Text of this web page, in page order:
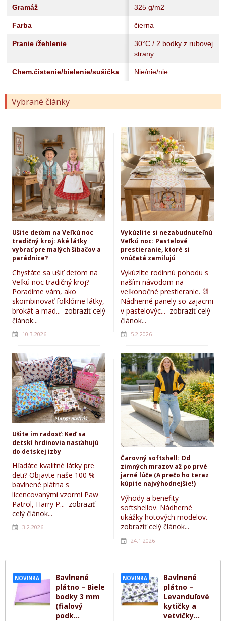
NOVINKA
Bavlnené
plátno – Biele
bodky 3 mm
(fialový
podk...
NOVINKA
Bavlnené
plátno –
Levanduľové
kytičky a
vetvičky...
Gramáž 325 g/m2
Farba čierna
Pranie /žehlenie
30°C / 2 bodky z rubovej
strany
Chem.čistenie/bielenie/sušička Nie/nie/nie
Vybrané články
Ušite deťom na Veľkú noc
tradičný kroj: Aké látky
vybrať pre malých šibačov a
parádnice?
Chystáte sa ušiť deťom na
Veľkú noc tradičný kroj?
Poradíme vám, ako
skombinovať folklórne látky,
brokát a mad... zobraziť celý
článok...
10.3.2026
Vykúzlite si nezabudnuteľnú
Veľkú noc: Pastelové
prestieranie, ktoré si
vnúčatá zamilujú
Vykúzlite rodinnú pohodu s
naším návodom na
veľkonočné prestieranie. 🐰
Nádherné panely so zajacmi
v pastelovýc... zobraziť celý
článok...
5.2.2026
Ušite im radosť: Keď sa
detskí hrdinovia nasťahujú
do detskej izby
Hľadáte kvalitné látky pre
deti? Objavte naše 100 %
bavlnené plátna s
licencovanými vzormi Paw
Patrol, Harry P... zobraziť
celý článok...
3.2.2026
Čarovný softshell: Od
zimných mrazov až po prvé
jarné lúče (A prečo ho teraz
kúpite najvýhodnejšie!)
Výhody a benefity
softshellov. Nádherné
ukážky hotových modelov.
zobraziť celý článok...
24.1.2026